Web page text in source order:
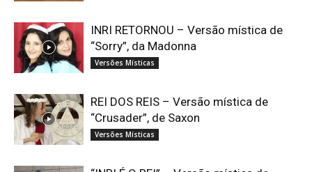
INRI RETORNOU – Versão mística de
“Sorry”, da Madonna
Versões Místicas
REI DOS REIS – Versão mística de
“Crusader”, de Saxon
Versões Místicas